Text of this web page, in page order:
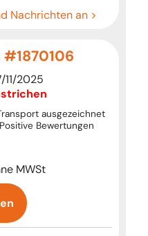
Nachrichten an >
11/2025
ausgezeichnet
Bewertungen
MWSt